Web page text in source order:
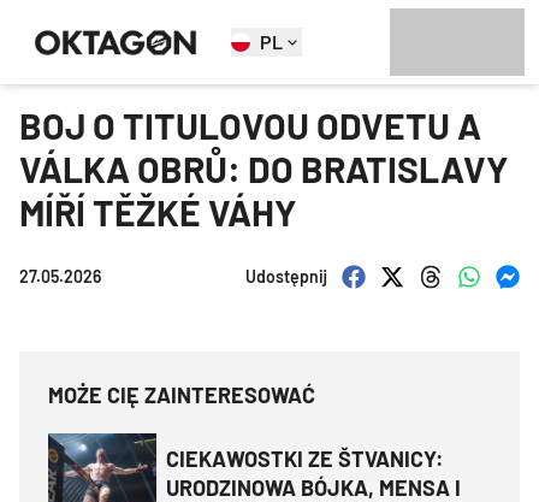
PL
BOJ O TITULOVOU ODVETU A
VÁLKA OBRŮ: DO BRATISLAVY
MÍŘÍ TĚŽKÉ VÁHY
27.05.2026 Udostępnij
MOŻE CIĘ ZAINTERESOWAĆ
CIEKAWOSTKI ZE ŠTVANICY:
URODZINOWA BÓJKA, MENSA I